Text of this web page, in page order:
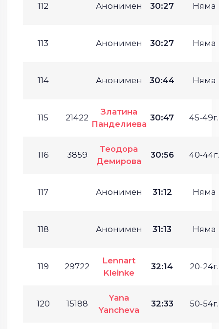
112 Анонимен 30:27 Няма
113 Анонимен 30:27 Няма
114 Анонимен 30:44 Няма
115 21422
Златина
Панделиева
30:47 45-49г.
116 3859
Теодора
Демирова
30:56 40-44г.
117 Анонимен 31:12 Няма
118 Анонимен 31:13 Няма
119 29722
Lennart
Kleinke
32:14 20-24г.
120 15188
Yana
Yancheva
32:33 50-54г.